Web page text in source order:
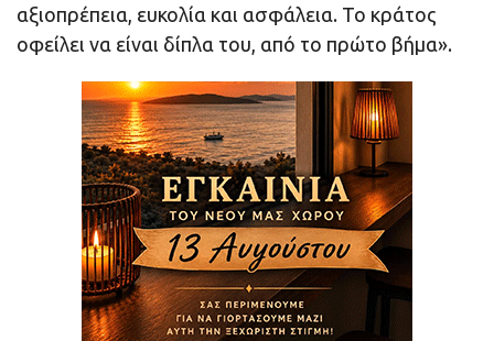
αξιοπρέπεια, ευκολία και ασφάλεια. Το κράτος
οφείλει να είναι δίπλα του, από το πρώτο βήμα».